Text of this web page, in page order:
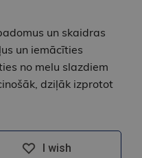
un skaidras
un iemācīties
no melu slazdiem
dziļāk izprotot
I wish